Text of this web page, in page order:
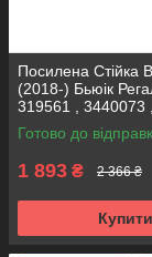
Посилена Стійка
(2018-) Бьюік
319561 , 3440073
280615. KOREA
Готово до
1 893 ₴ 2 366 ₴
Купити